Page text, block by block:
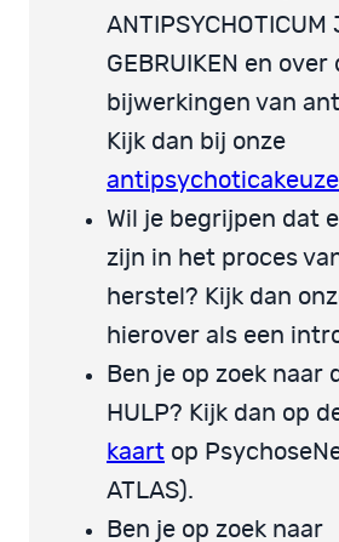
ANTIPSYCHOTICUM
GEBRUIKEN en over
bijwerkingen van
Kijk dan bij onze
Wil je begrijpen dat
zijn in het proces
herstel? Kijk dan
hierover als een
Ben je op zoek naar
HULP? Kijk dan op
kaart op
ATLAS).
Ben je op zoek naar